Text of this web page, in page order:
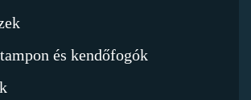
és kendőfogók